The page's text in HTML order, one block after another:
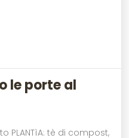
le porte al
PLANTìA: tè di compost,